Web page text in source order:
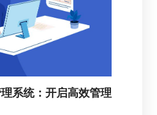
系统：开启高效管理